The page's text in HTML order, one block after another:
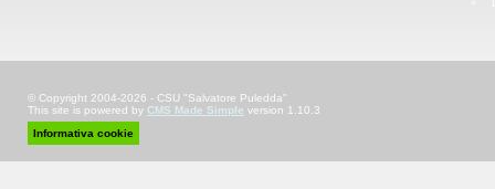
© Copyright 2004-2026 - CSU "Salvatore Puledda"
This site is powered by CMS Made Simple version 1.10.3
Informativa cookie